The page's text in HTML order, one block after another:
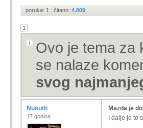
poruka: 1 | čitano: 4.809
1
Ovo je tema za
se nalaze
svog
Nusuth
17 godina
Mazda je
I dalje je to